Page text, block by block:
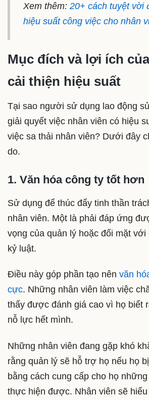
Xem thêm: 20+ cách tuyệt vời
hiệu suất công việc cho nhân
Mục đích và lợi ích
cải thiện hiệu suất
Tại sao người sử dụng lao động
giải quyết việc nhân viên có hiệu
việc sa thải nhân viên? Dưới đây
do.
1. Văn hóa công ty tốt hơn
Sử dụng để thúc đẩy tinh thần
nhân viên. Một là phải đáp ứng
vọng của quản lý hoặc đối mặt
kỷ luật.
Điều này góp phần tạo nên văn
cực. Những nhân viên làm việc
thấy được đánh giá cao vì họ biết
nỗ lực hết mình.
Những nhân viên đang gặp khó
rằng quản lý sẽ hỗ trợ họ nếu họ
bằng cách cung cấp cho họ
thực hiện được. Nhân viên sẽ